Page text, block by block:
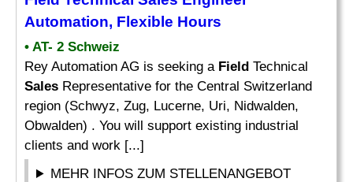
Automation, Flexible Hours
• AT- 2 Schweiz
Rey Automation AG is seeking a Field Technical
Sales Representative for the Central Switzerland
region (Schwyz, Zug, Lucerne, Uri, Nidwalden,
Obwalden) . You will support existing industrial
clients and work [...]
MEHR INFOS ZUM STELLENANGEBOT